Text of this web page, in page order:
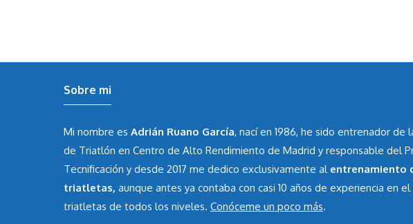
Sobre mi
Mi nombre es Adrián Ruano García, nací en 1986, he sido entrenador de
de Triatlón en Centro de Alto Rendimiento de Madrid y responsable del
Tecnificación y desde 2017 me dedico exclusivamente al entrenamiento
triatletas, aunque antes ya contaba con casi 10 años de experiencia en
triatletas de todos los niveles. Conóceme un poco más.